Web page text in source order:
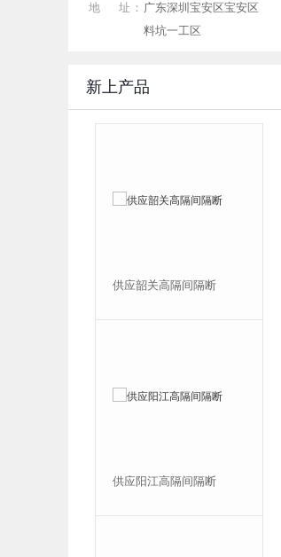
地 址： 广东深圳宝安区宝安区
料坑一工区
新上产品
惠州玻璃隔断墙
东莞隔断 高隔间 供应